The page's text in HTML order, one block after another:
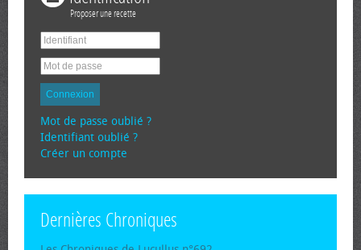
Proposer une recette
Connexion
Mot de passe oublié ?
Identifiant oublié ?
Créer un compte
Dernières Chroniques